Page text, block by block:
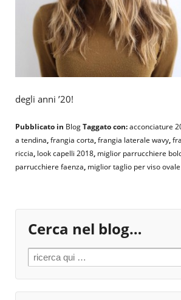
degli anni ’20!
Pubblicato in BlogTaggato con:acconciature
a tendina,frangia corta,frangia laterale wavy,
riccia, look capelli 2018, miglior parrucchiere
parrucchiere faenza, miglior taglio per viso ovale
Cerca nel blog…
Search for: